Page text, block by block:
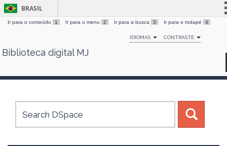
Skip
BRASIL
Simplifique!
Comunica BR
Canais
Ir para o conteúdo 1 Ir para o menu 2 Ir para a busca 3 Ir para o rodapé 4
IDIOMAS CONTRASTE
Biblioteca digital MJ